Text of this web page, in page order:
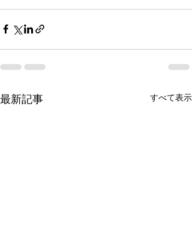
最新記事 すべて表示